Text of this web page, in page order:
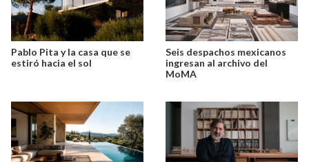
Pablo Pita y la casa que se
estiró hacia el sol
Seis despachos mexicanos
ingresan al archivo del
MoMA